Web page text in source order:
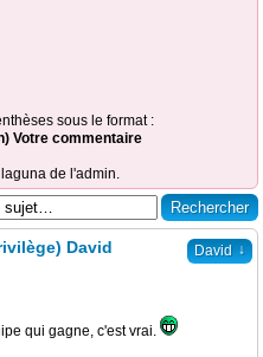
sous le format :
Votre commentaire
de l'admin.
David ↓
David
qui gagne, c'est vrai.